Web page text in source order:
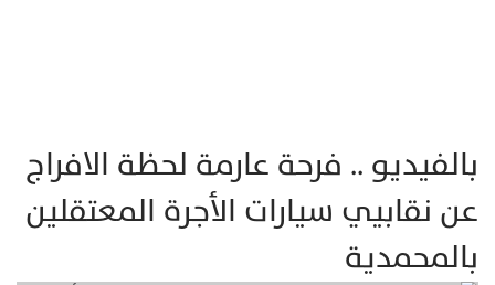
بالفيديو .. فرحة عارمة لحظة الافراج
عن نقابيي سيارات الأجرة المعتقلين
بالمحمدية